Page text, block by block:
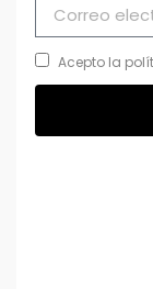
Acepto la